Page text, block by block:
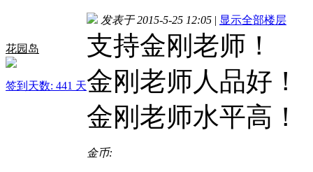
花园岛
签到天数: 441 天
发表于 2015-5-25 12:05 | 显示全部楼层
支持金刚老师！
金刚老师人品好！
金刚老师水平高！
金币: